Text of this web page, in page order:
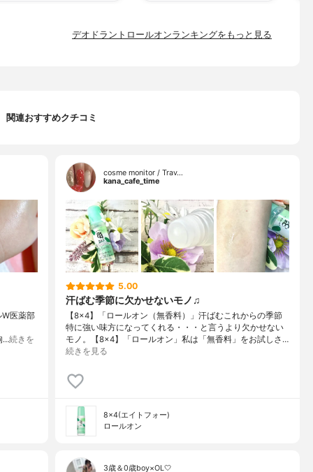
デオドラントロールオンランキングをもっと見る
関連おすすめクチコミ
医薬部
…続きを
cosme monitor / Trav…
kana_cafe_time
5.00
汗ばむ季節に欠かせないモノ♫
【8×4】「ロールオン（無香料）」汗ばむこれからの季節
特に強い味方になってくれる・・・と言うより欠かせない
モノ。【8×4】「ロールオン」私は「無香料」をお試しさ…
続きを見る
8×4(エイトフォー)
ロールオン
3歳＆0歳boy×OL🤍